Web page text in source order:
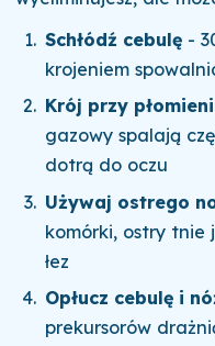
Schłódź cebulę -
krojeniem
Krój przy
gazowy spalają
dotrą do oczu
Używaj ostrego
komórki, ostry tnie
łez
Opłucz cebulę i
prekursorów